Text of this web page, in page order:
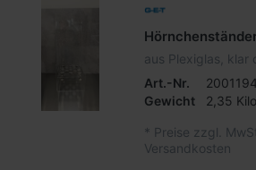
aus Plexiglas, klar
Art.-Nr.
Gewicht
2,35
* Preise zzgl.
Versandkosten